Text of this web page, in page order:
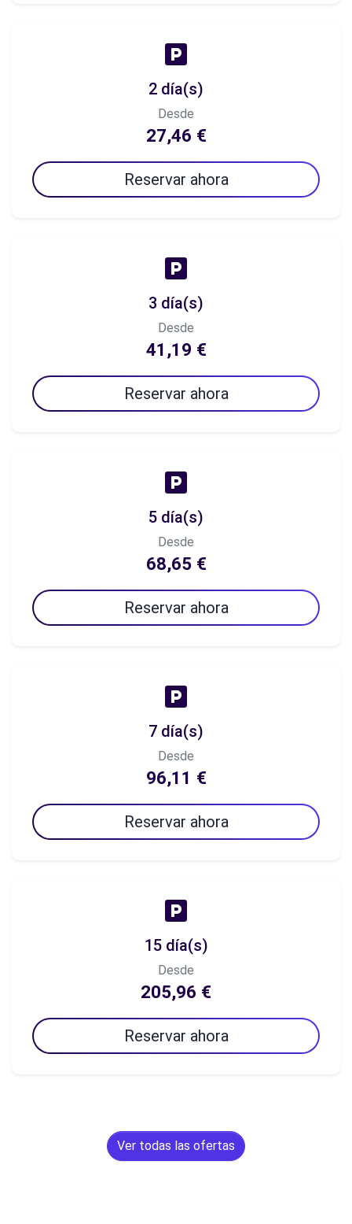
2 día(s)
Desde
27,46 €
Reservar ahora
3 día(s)
Desde
41,19 €
Reservar ahora
5 día(s)
Desde
68,65 €
Reservar ahora
7 día(s)
Desde
96,11 €
Reservar ahora
15 día(s)
Desde
205,96 €
Reservar ahora
Ver todas las ofertas